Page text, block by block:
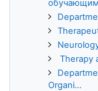
Therapy
Organi...